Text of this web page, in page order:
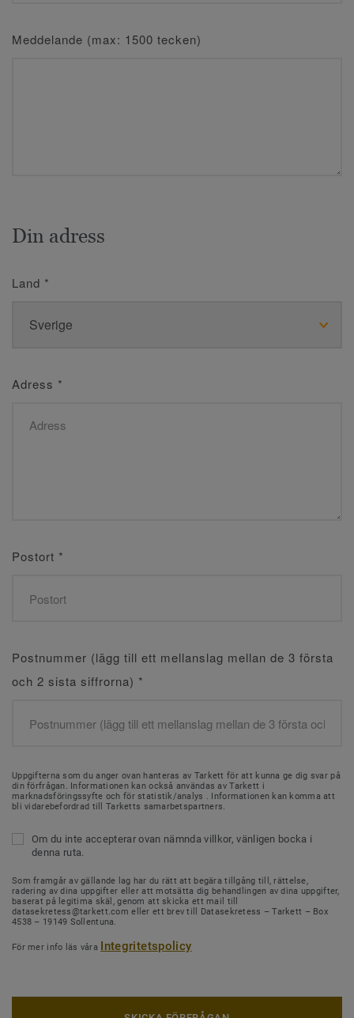
Meddelande (max: 1500 tecken)
Din adress
Land *
Adress *
Postort *
Postnummer (lägg till ett mellanslag mellan de 3 första
och 2 sista siffrorna) *
Uppgifterna som du anger ovan hanteras av Tarkett för att kunna ge dig svar på
din förfrågan. Informationen kan också användas av Tarkett i
marknadsföringssyfte och för statistik/analys . Informationen kan komma att
bli vidarebefordrad till Tarketts samarbetspartners.
Om du inte accepterar ovan nämnda villkor, vänligen bocka i
denna ruta.
Som framgår av gällande lag har du rätt att begära tillgång till, rättelse,
radering av dina uppgifter eller att motsätta dig behandlingen av dina uppgifter,
baserat på legitima skäl, genom att skicka ett mail till
datasekretess@tarkett.com eller ett brev till Datasekretess – Tarkett – Box
4538 – 19149 Sollentuna.
För mer info läs våra Integritetspolicy